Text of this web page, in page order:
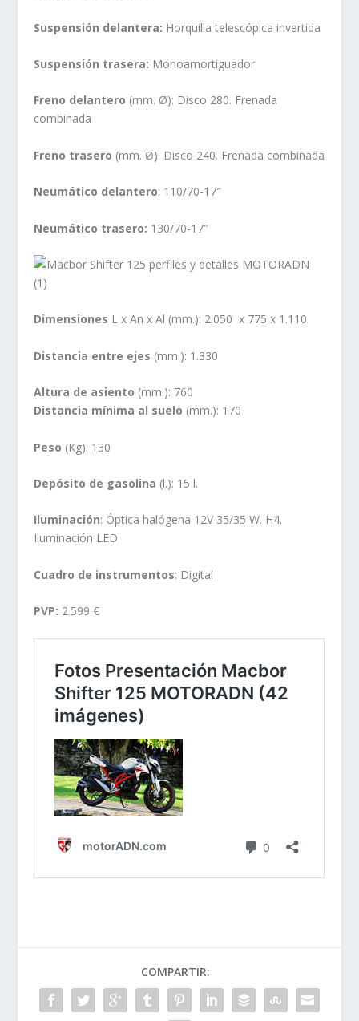
Suspensión delantera: Horquilla telescópica invertida
Suspensión trasera: Monoamortiguador
Freno delantero (mm. Ø): Disco 280. Frenada
combinada
Freno trasero (mm. Ø): Disco 240. Frenada combinada
Neumático delantero: 110/70-17″
Neumático trasero: 130/70-17″
Dimensiones L x An x Al (mm.): 2.050 x 775 x 1.110
Distancia entre ejes (mm.): 1.330
Altura de asiento (mm.): 760
Distancia mínima al suelo (mm.): 170
Peso (Kg): 130
Depósito de gasolina (l.): 15 l.
Iluminación: Óptica halógena 12V 35/35 W. H4.
Iluminación LED
Cuadro de instrumentos: Digital
PVP: 2.599 €
COMPARTIR: